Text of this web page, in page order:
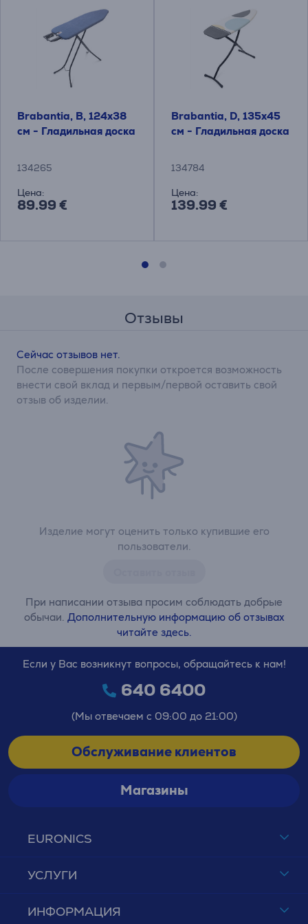
Brabantia, B, 124x38
см - Гладильная доска
134265
Цена:
89.99 €
Brabantia, D, 135x45
см - Гладильная доска
134784
Цена:
139.99 €
Отзывы
Изделие могут оценить только купившие его
пользователи.
При написании отзыва просим соблюдать добрые
обычаи. Дополнительную информацию об отзывах
читайте здесь.
Сейчас отзывов нет.
После совершения покупки откроется возможность
внести свой вклад и первым/первой оставить свой
отзыв об изделии.
EURONICS
УСЛУГИ
ИНФОРМАЦИЯ
Если у Вас возникнут вопросы, обращайтесь к нам!
640 6400
(Мы отвечаем с 09:00 до 21:00)
Обслуживание клиентов
Магазины